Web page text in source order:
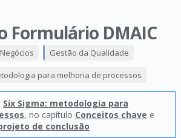
Formulário DMAIC
Gestão da Qualidade
para melhoria de processos
Six Sigma: metodologia para
, no capítulo Conceitos chave e
de conclusão